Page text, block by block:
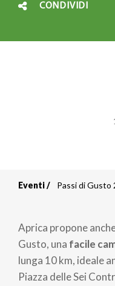
CONDIVIDI
di
pane
Eventi Passi di Gusto
Aprica propone
Gusto, una facile
lunga 10 km, ideale
Piazza delle Sei